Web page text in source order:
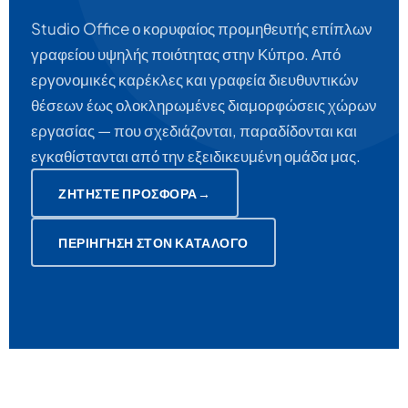
Studio Office ο κορυφαίος προμηθευτής επίπλων
γραφείου υψηλής ποιότητας στην Κύπρο. Από
εργονομικές καρέκλες και γραφεία διευθυντικών
θέσεων έως ολοκληρωμένες διαμορφώσεις χώρων
εργασίας — που σχεδιάζονται, παραδίδονται και
εγκαθίστανται από την εξειδικευμένη ομάδα μας.
ΖΗΤΉΣΤΕ ΠΡΟΣΦΟΡΆ→
ΠΕΡΙΉΓΗΣΗ ΣΤΟΝ ΚΑΤΆΛΟΓΟ